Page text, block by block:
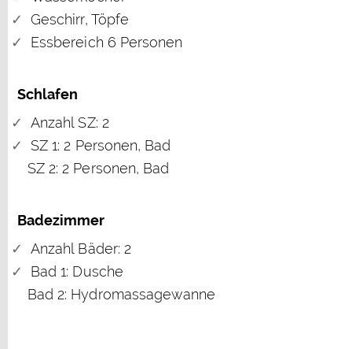
Geschirr, Töpfe
Essbereich 6 Personen
Schlafen
Anzahl SZ: 2
SZ 1: 2 Personen, Bad
SZ 2: 2 Personen, Bad
Badezimmer
Anzahl Bäder: 2
Bad 1: Dusche
Bad 2: Hydromassagewanne